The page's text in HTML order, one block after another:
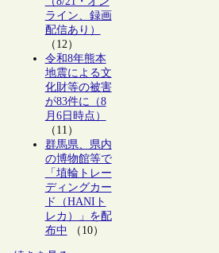
ライン、録画
配信あり）
（12）
令和8年熊本
地震による文
化財等の被害
が83件に（8
月6日時点）
（11）
群馬県、県内
の博物館等で
「埴輪トレー
ディングカー
ド（HANIト
レカ）」を配
布中 （10）